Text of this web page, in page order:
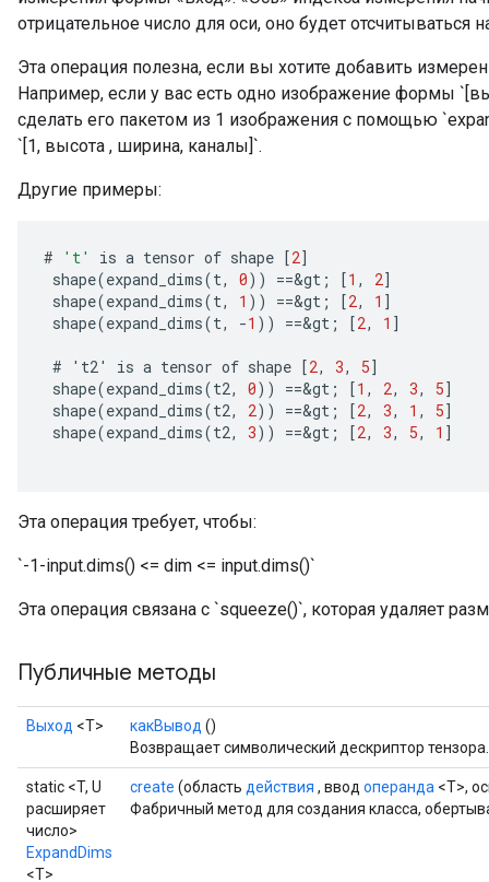
отрицательное число для оси, оно будет отсчитываться
Эта операция полезна, если вы хотите добавить
Например, если у вас есть одно изображение формы
сделать его пакетом из 1 изображения с помощью
`[1, высота , ширина, каналы]`.
Другие примеры:
# 't' is a tensor of shape [2]
shape(expand_dims(t, 0)) ==&gt ; [1 , 2]
shape(expand_dims(t, 1 )) ==&gt ; [2, 1 ]
shape(expand_dims(t, -1 )) ==&gt ; [2, 1 ]
# ' t2' is a tensor of shape [2, 3, 5]
shape(expand_dims(t2, 0)) ==&gt ; [1 , 2, 3, 5]
shape(expand_dims(t2, 2)) ==&gt ; [2, 3, 1 , 5]
shape(expand_dims(t2, 3)) ==&gt ; [2, 3, 5, 1 ]
Эта операция требует, чтобы:
`-1-input.dims() <= dim <= input.dims()`
Эта операция связана с `squeeze()`, которая удаляет
Публичные методы
Выход <Т> какВывод ()
Возвращает символический дескриптор тензора.
static <T, U
расширяет
число>
ExpandDims
<T>
create (область действия , ввод операнда <T>,
Фабричный метод для создания класса,